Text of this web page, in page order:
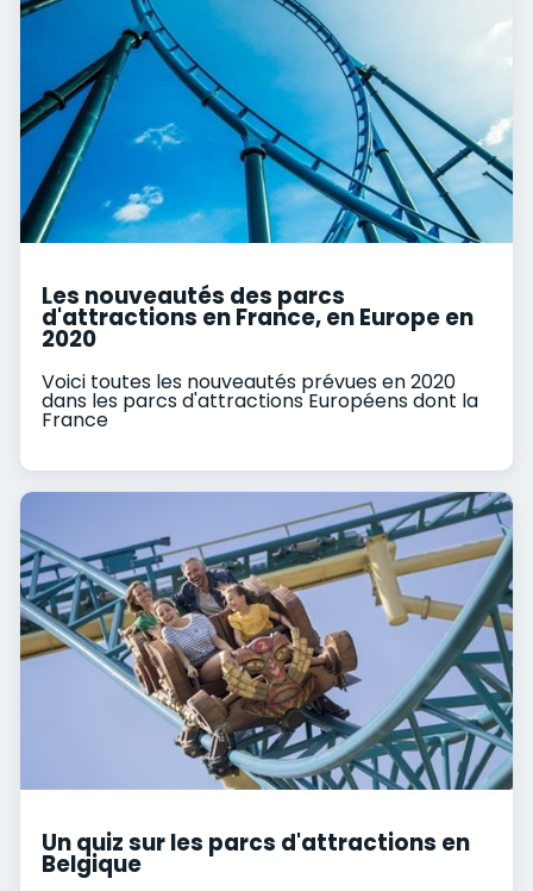
Les nouveautés des parcs
d'attractions en France, en Europe en
2020
Voici toutes les nouveautés prévues en 2020
dans les parcs d'attractions Européens dont la
France
Un quiz sur les parcs d'attractions en
Belgique